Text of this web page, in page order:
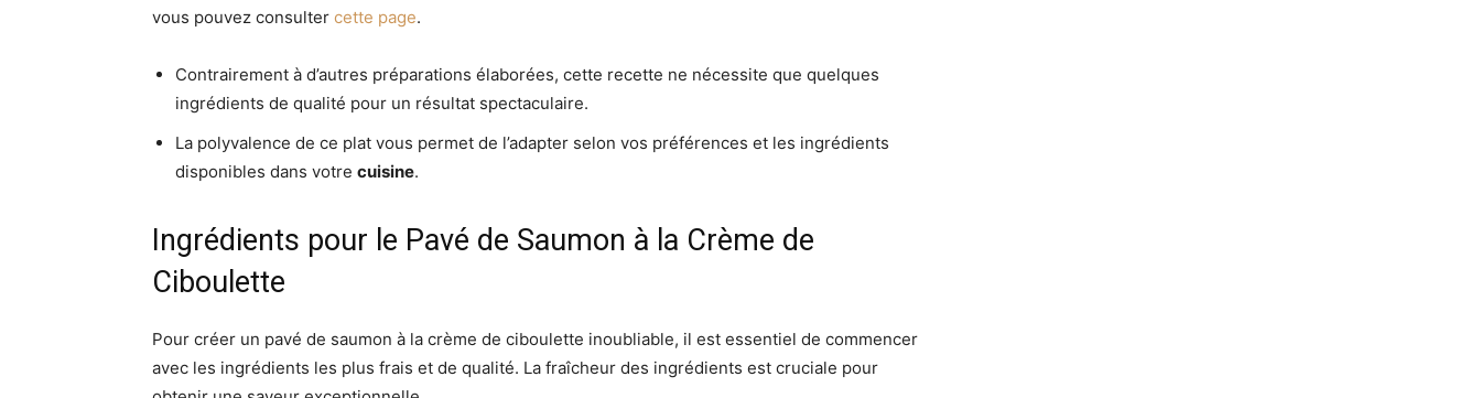
vous pouvez consulter cette page.
Contrairement à d’autres préparations élaborées, cette recette ne nécessite que quelques
ingrédients de qualité pour un résultat spectaculaire.
La polyvalence de ce plat vous permet de l’adapter selon vos préférences et les ingrédients
disponibles dans votre cuisine.
Ingrédients pour le Pavé de Saumon à la Crème de
Ciboulette
Pour créer un pavé de saumon à la crème de ciboulette inoubliable, il est essentiel de commencer
avec les ingrédients les plus frais et de qualité. La fraîcheur des ingrédients est cruciale pour